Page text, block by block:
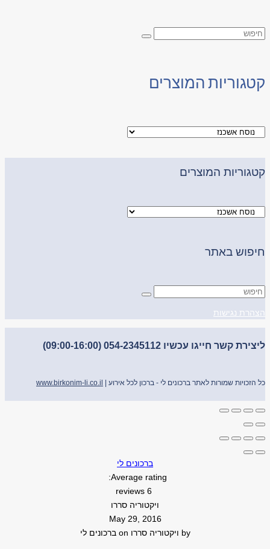
קטגוריות המוצרים
קטגוריות המוצרים
חיפוש באתר
הצהרת נגישות
ליצירת קשר חייגו עכשיו 054-2345112 (09:00-16:00)
כל הזכויות שמורות לאתר ברכונים לי - ברכון לכל אירוע | www.birkonim-li.co.il
ברכונים לי
Average rating:
6 reviews
ויקטוריה סררו
May 29, 2016
by ויקטוריה סררו ברכונים לי